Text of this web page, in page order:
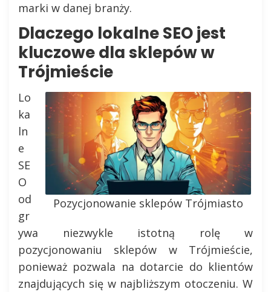
marki w danej branży.
Dlaczego lokalne SEO jest
kluczowe dla sklepów w
Trójmieście
Pozycjonowanie sklepów Trójmiasto
Lo
ka
ln
e
SE
O
od
gr
ywa niezwykle istotną rolę w
pozycjonowaniu sklepów w Trójmieście,
ponieważ pozwala na dotarcie do klientów
znajdujących się w najbliższym otoczeniu. W